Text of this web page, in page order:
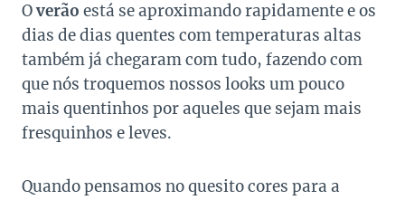
Overão está se aproximando rapidamente e os
dias de dias quentes com temperaturas altas
também já chegaram com tudo, fazendo com
que nós troquemos nossos looks um pouco
mais quentinhos por aqueles que sejam mais
fresquinhos e leves.
Quando pensamos no quesito cores para a